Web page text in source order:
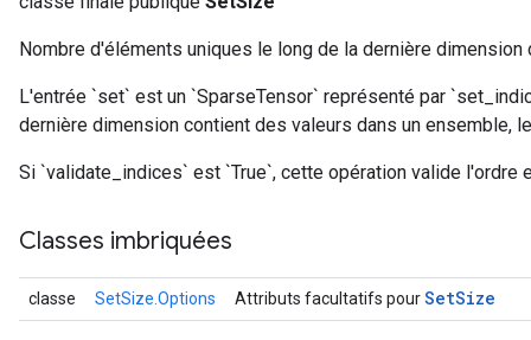
Nombre d'éléments uniques le long de la dernière
L'entrée `set` est un `SparseTensor` représenté par
dernière dimension contient des valeurs dans un ensemble,
Si `validate_indices` est `True`, cette opération valide l'ordre
Classes imbriquées
classe SetSize.Options Attributs facultatifs pourSetSize